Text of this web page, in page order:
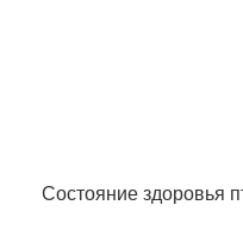
Состояние здоровья